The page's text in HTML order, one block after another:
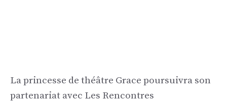
La princesse de théâtre Grace poursuivra son
partenariat avec Les Rencontres